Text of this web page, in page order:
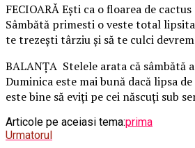
FECIOARĂ Eşti ca o floarea de
Sâmbătă primesti o veste total lipsita
te trezeşti târziu şi să te culci
BALANŢA Stelele arata că
Duminica este mai bună dacă lipsa
este bine să eviţi pe cei născuţi sub
Articole pe aceiasi tema:prima
Urmatorul